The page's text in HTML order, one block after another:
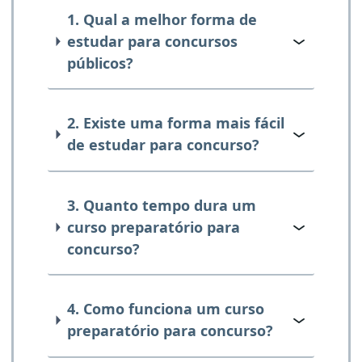
1. Qual a melhor forma de
estudar para concursos
públicos?
2. Existe uma forma mais fácil
de estudar para concurso?
3. Quanto tempo dura um
curso preparatório para
concurso?
4. Como funciona um curso
preparatório para concurso?